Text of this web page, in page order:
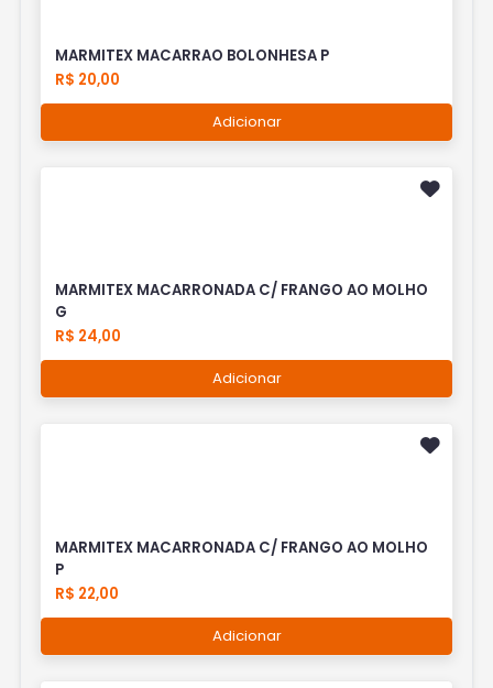
MARMITEX MACARRAO BOLONHESA P
R$ 20,00
Adicionar
MARMITEX MACARRONADA C/ FRANGO AO MOLHO
G
R$ 24,00
Adicionar
MARMITEX MACARRONADA C/ FRANGO AO MOLHO
P
R$ 22,00
Adicionar